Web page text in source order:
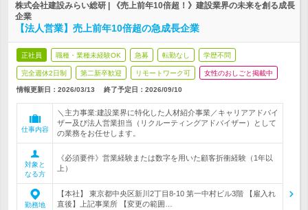
株式会社建設みらい総研 | 《売上前年10倍超！》建設業界の未来を創る成長
企業
【法人営業】売上前年10倍超の急成長企業
正社員 職種・業種未経験OK 急募 転勤なし 学歴不問
完全週休2日制 第二新卒歓迎 リモートワーク可 女性のおしごと掲載中
情報更新日：2026/03/13 終了予定日： 2026/09/10
仕事内容
＼主力事業:建設業界に特化した人材紹介事業／キャリアアドバイ
ザー及び法人営業担当（リクルーティングアドバイザー）として
の業務をお任せします。
対象と
なる方
《必須要件》営業経験または数字を用いた顧客折衝経験（1年以
上）
勤務地
【本社】 東京都中央区新川2丁目8-10 第一中村ビル3階 【雇入れ
直後】上記事業所 【変更の範囲…